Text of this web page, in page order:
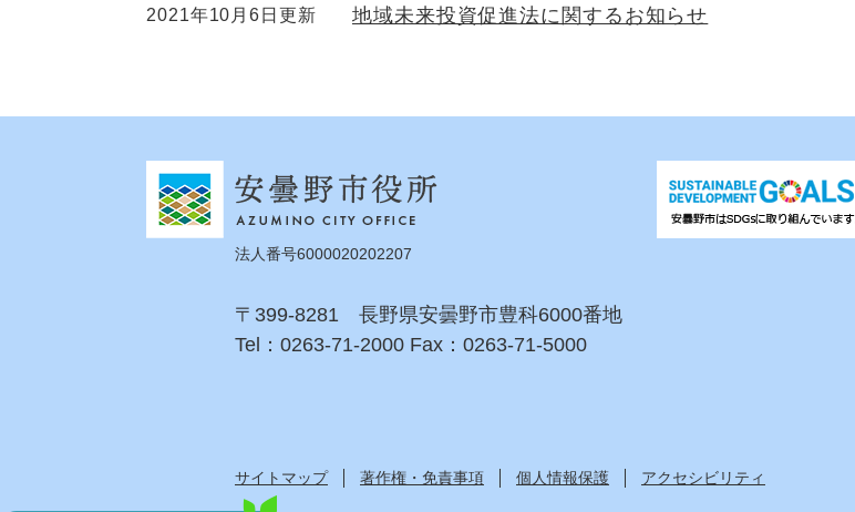
2021年10月6日更新 地域未来投資促進法に関するお知らせ
法人番号6000020202207
〒399-8281 長野県安曇野市豊科6000番地
Tel：0263-71-2000 Fax：0263-71-5000
サイトマップ 著作権・免責事項 個人情報保護 アクセシビリティ